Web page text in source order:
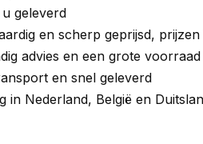
geleverd
en scherp geprijsd,
advies en een grote voorraad
en snel geleverd
in Nederland, België en